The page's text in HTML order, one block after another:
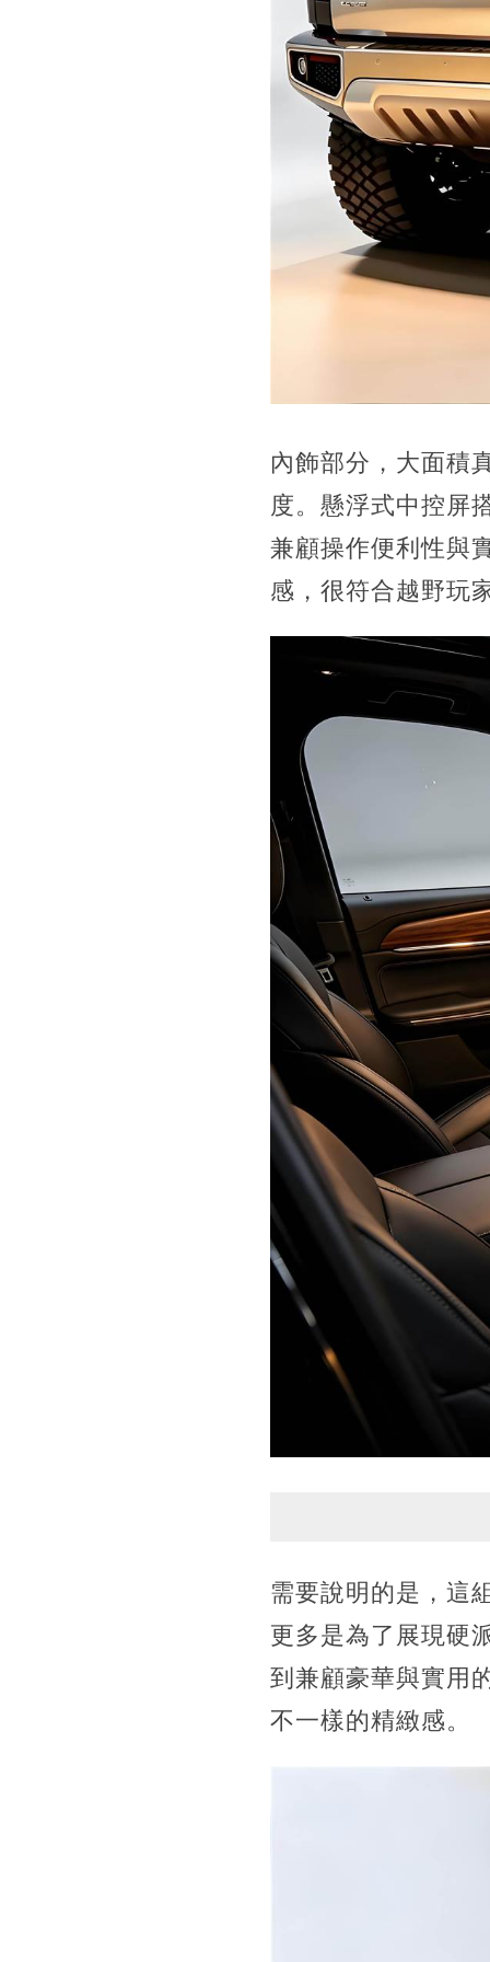
內飾部分，大面積
度。懸浮式中控屏
兼顧操作便利性與
感，很符合越野玩
需要說明的是，這
更多是為了展現硬
到兼顧豪華與實用
不一樣的精緻感。